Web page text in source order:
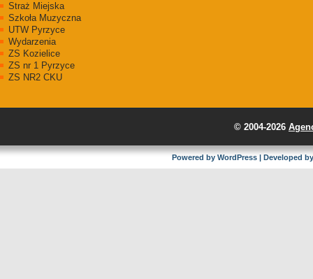
Straż Miejska
Szkoła Muzyczna
UTW Pyrzyce
Wydarzenia
ZS Kozielice
ZS nr 1 Pyrzyce
ZS NR2 CKU
© 2004-2026
Powered by WordPress| Developed